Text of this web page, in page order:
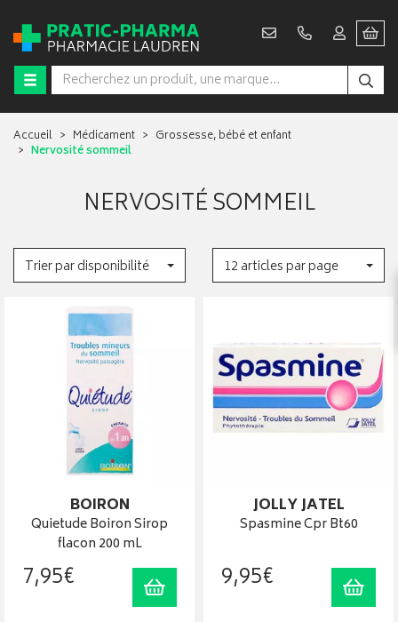
Accueil Médicament
Grossesse, bébé et enfant
Nervosité sommeil
NERVOSITÉ SOMMEIL
Trier par disponibilité 12 articles par page
BOIRON
Quietude Boiron Sirop
flacon 200 mL
7,95€ Ajouter au panier
JOLLY JATEL
Spasmine Cpr Bt60
9,95€